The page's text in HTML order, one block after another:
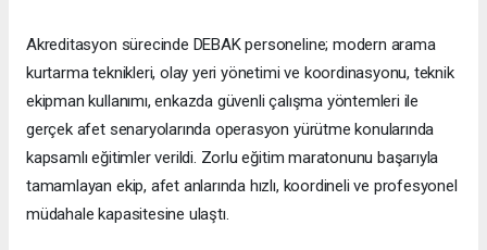
Akreditasyon sürecinde DEBAK personeline; modern arama
kurtarma teknikleri, olay yeri yönetimi ve koordinasyonu, teknik
ekipman kullanımı, enkazda güvenli çalışma yöntemleri ile
gerçek afet senaryolarında operasyon yürütme konularında
kapsamlı eğitimler verildi. Zorlu eğitim maratonunu başarıyla
tamamlayan ekip, afet anlarında hızlı, koordineli ve profesyonel
müdahale kapasitesine ulaştı.